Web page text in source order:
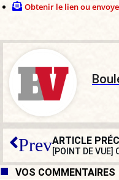
Obtenir le lien ou
PrevARTICLE
[POINT DE
VOS COMMENTAIRES